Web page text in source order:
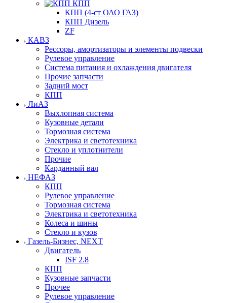
КПП
КПП (4-ст ОАО ГАЗ)
КПП Дизель
ZF
КАВЗ
Рессоры, амортизаторы и элементы подвески
Рулевое управление
Система питания и охлаждения двигателя
Прочие запчасти
Задний мост
КПП
ЛиАЗ
Выхлопная система
Кузовные детали
Тормозная система
Электрика и светотехника
Стекло и уплотнители
Прочие
Карданный вал
НЕФАЗ
КПП
Рулевое управление
Тормозная система
Электрика и светотехника
Колеса и шины
Стекло и кузов
Газель-Бизнес, NEXT
Двигатель
ISF 2.8
КПП
Кузовные запчасти
Прочее
Рулевое управление